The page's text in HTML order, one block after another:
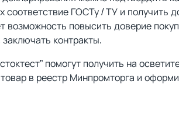
соответствие ГОСТу / ТУ и получить
возможность повысить доверие
заключать контракты.
помогут получить на
в реестр Минпромторга и